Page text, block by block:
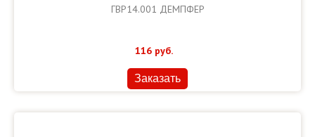
ГВР14.001 ДЕМПФЕР
116 руб.
Заказать